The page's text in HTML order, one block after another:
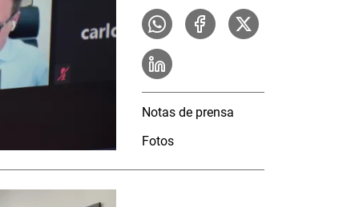
Notas de prensa
Fotos